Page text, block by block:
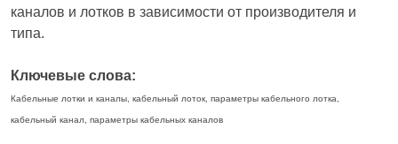
каналов и лотков в зависимости от производителя и
типа.
Ключевые слова:
Кабельные лотки и каналы, кабельный лоток, параметры кабельного лотка,
кабельный канал, параметры кабельных каналов